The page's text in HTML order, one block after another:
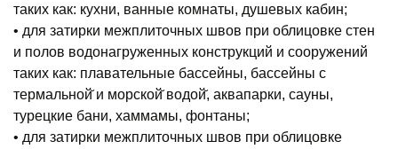
таких как: кухни, ванные комнаты, душевых кабин;
• для затирки межплиточных швов при облицовке стен
и полов водонагруженных конструкций и сооружений
таких как: плавательные бассейны, бассейны с
термальной̆ и морской̆ водой̆, аквапарки, сауны,
турецкие бани, хаммамы, фонтаны;
• для затирки межплиточных швов при облицовке